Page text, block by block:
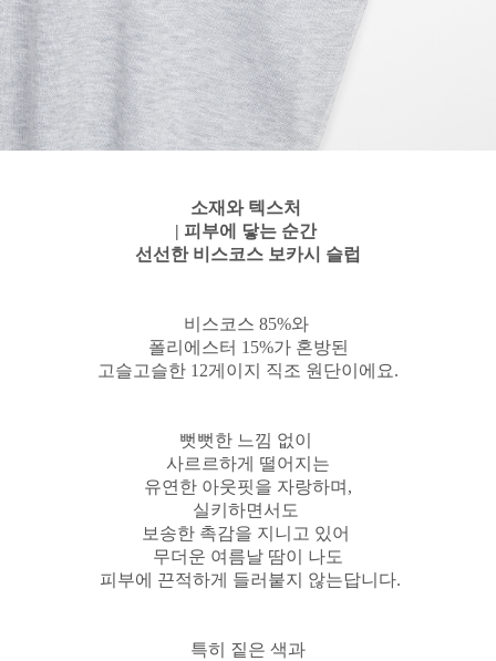
소재와 텍스처
| 피부에 닿는 순간
선선한 비스코스 보카시 슬럽
비스코스 85%와
폴리에스터 15%가 혼방된
고슬고슬한 12게이지 직조 원단이에요.
뻣뻣한 느낌 없이
사르르하게 떨어지는
유연한 아웃핏을 자랑하며,
실키하면서도
보송한 촉감을 지니고 있어
무더운 여름날 땀이 나도
피부에 끈적하게 들러붙지 않는답니다.
특히 짙은 색과